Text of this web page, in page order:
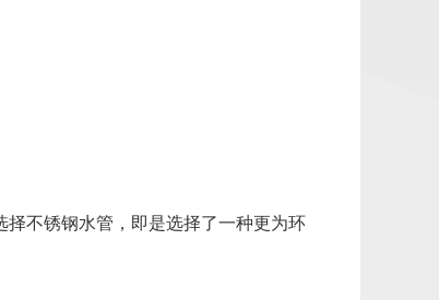
不锈钢水管，即是选择了一种更为环